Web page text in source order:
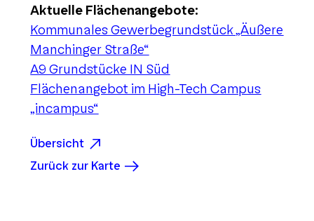
Aktuelle Flächenangebote:
Kommunales Gewerbegrundstück „Äußere
Manchinger Straße“
A9 Grundstücke IN Süd
Flächenangebot im High-Tech Campus
„incampus“
Übersicht
Zurück zur Karte